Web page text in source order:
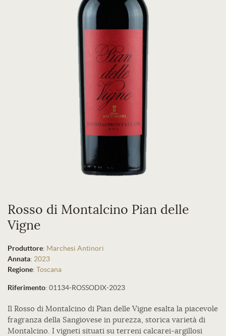
Rosso di Montalcino Pian delle
Vigne
Produttore: Marchesi Antinori
Annata: 2023
Regione: Toscana
Riferimento: 01134-ROSSODIX-2023
Il Rosso di Montalcino di Pian delle Vigne esalta la piacevole
fragranza della Sangiovese in purezza, storica varietà di
Montalcino. I vigneti situati su terreni calcarei-argillosi